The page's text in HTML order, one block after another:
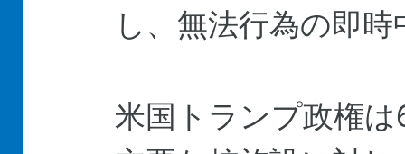
し、無法行為の即
米国トランプ政権